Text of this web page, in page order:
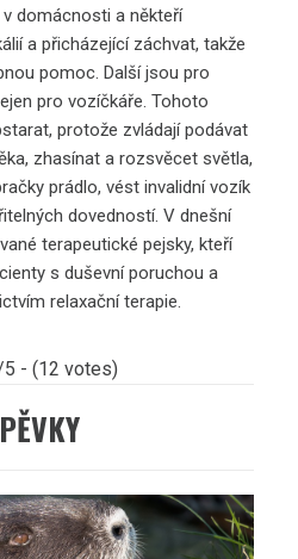
domácnosti a někteří
a přicházející záchvat, takže
pomoc. Další jsou pro
pro vozíčkáře. Tohoto
protože zvládají podávat
zhasínat a rozsvěcet světla,
prádlo, vést invalidní vozík
dovedností. V dnešní
terapeutické pejsky, kteří
s duševní poruchou a
relaxační terapie.
- (12 votes)